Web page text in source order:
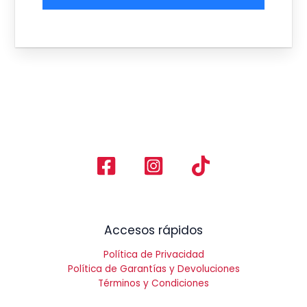
Accesos rápidos
Política de Privacidad
Política de Garantías y Devoluciones
Términos y Condiciones